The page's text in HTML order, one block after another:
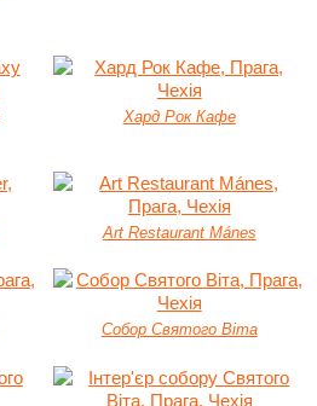
Хард Рок Кафе
Art Restaurant Mánes
Собор Святого Віта